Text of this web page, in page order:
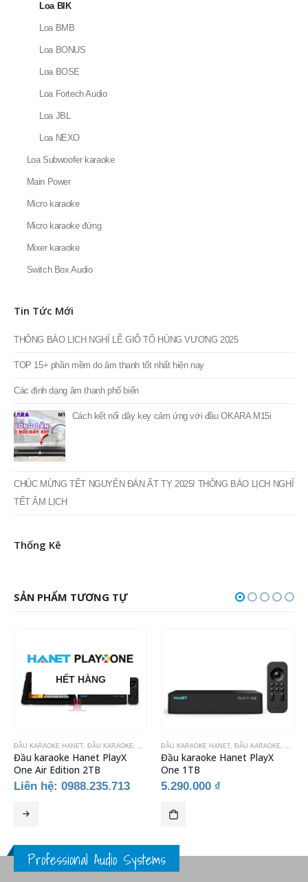
Đầu karaoke
Đầu karaoke Hanet
Loa karaoke
Loa AD - Audience Delight
Loa BIK
Loa BMB
Loa BONUS
Loa BOSE
Loa Fortech Audio
Loa JBL
Loa NEXO
Loa Subwoofer karaoke
Main Power
Micro karaoke đứng
Mixer karaoke
Tin Tức Mới
THÔNG BÁO LỊCH NGHỈ LỄ GIỖ TỔ HÙNG VƯƠNG 2025
TOP 15+ phần mềm do âm thanh tốt nhất hiện nay
Các định dạng âm thanh phổ biến
TẾT ÂM LỊCH
SẢN PHẨM TƯƠNG TỰ
HẾT HÀNG
Đầu karaoke Hanet PlayX
One Air Edition 2TB
Liên hệ: 0988.235.713
Đầu karaoke Hanet PlayX
One 1TB
5.290.000